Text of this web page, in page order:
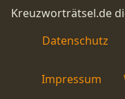
Kreuzworträtsel.de
Datenschutz
Impressum